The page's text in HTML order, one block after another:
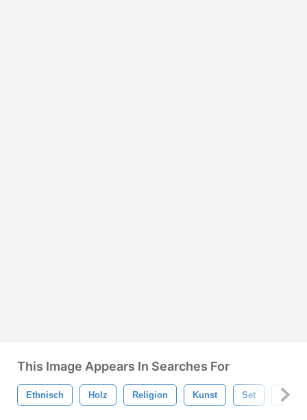
This Image Appears In Searches For
Ethnisch Holz Religion Kunst Set Braun